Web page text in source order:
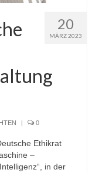
20
MÄRZ 2023
| 0
Ethikrat
–
in der